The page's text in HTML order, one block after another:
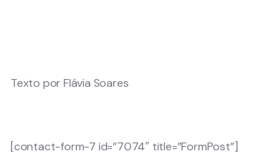
Texto por Flávia Soares
[contact-form-7 id=”7074″ title=”FormPost”]